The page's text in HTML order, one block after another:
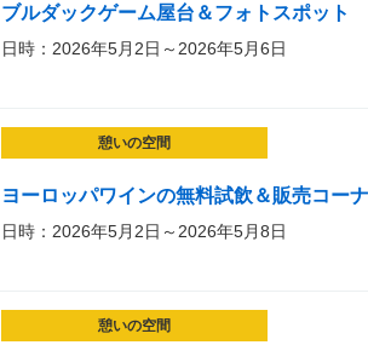
ブルダックゲーム屋台＆フォトスポット
日時：2026年5月2日～2026年5月6日
憩いの空間
ヨーロッパワインの無料試飲＆販売コー
日時：2026年5月2日～2026年5月8日
憩いの空間